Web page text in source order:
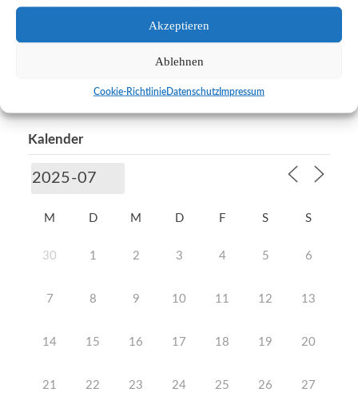
Akzeptieren
Ablehnen
Cookie-Richtlinie Datenschutz Impressum
Wat för e Zick
Neue Arbeitsgemeinschaften
Kalender
M D M D F S S
30 1 2 3 4 5 6
7 8 9 10 11 12 13
14 15 16 17 18 19 20
21 22 23 24 25 26 27